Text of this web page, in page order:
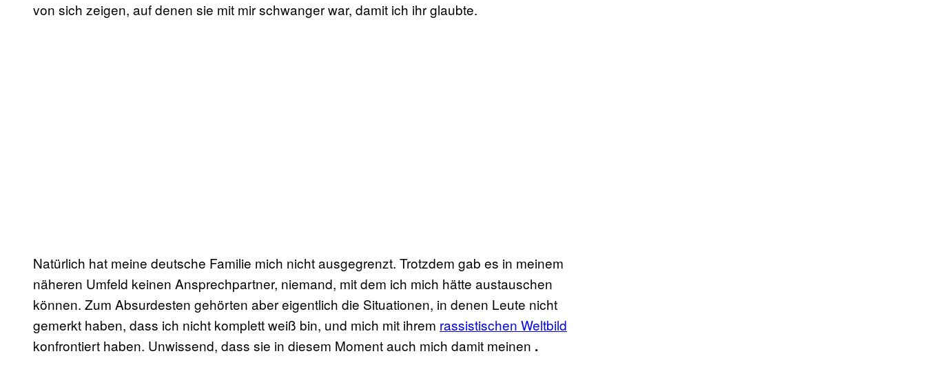
von sich zeigen, auf denen sie mit mir schwanger war, damit ich ihr glaubte.
Natürlich hat meine deutsche Familie mich nicht ausgegrenzt. Trotzdem gab es in meinem
näheren Umfeld keinen Ansprechpartner, niemand, mit dem ich mich hätte austauschen
können. Zum Absurdesten gehörten aber eigentlich die Situationen, in denen Leute nicht
gemerkt haben, dass ich nicht komplett weiß bin, und mich mit ihrem rassistischen Weltbild
konfrontiert haben. Unwissend, dass sie in diesem Moment auch mich damit meinen .